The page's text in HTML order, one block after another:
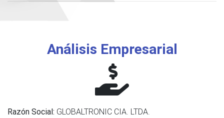
Análisis Empresarial
Razón Social: GLOBALTRONIC CIA. LTDA.